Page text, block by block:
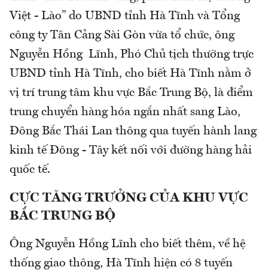
Việt - Lào” do UBND tỉnh Hà Tĩnh và Tổng
công ty Tân Cảng Sài Gòn vừa tổ chức, ông
Nguyễn Hồng Lĩnh, Phó Chủ tịch thường trực
UBND tỉnh Hà Tĩnh, cho biết Hà Tĩnh nằm ở
vị trí trung tâm khu vực Bắc Trung Bộ, là điểm
trung chuyển hàng hóa ngắn nhất sang Lào,
Đông Bắc Thái Lan thông qua tuyến hành lang
kinh tế Đông - Tây kết nối với đường hàng hải
quốc tế.
CỰC TĂNG TRƯỞNG CỦA KHU VỰC
BẮC TRUNG BỘ
Ông Nguyễn Hồng Lĩnh cho biết thêm, về hệ
thống giao thông, Hà Tĩnh hiện có 8 tuyến